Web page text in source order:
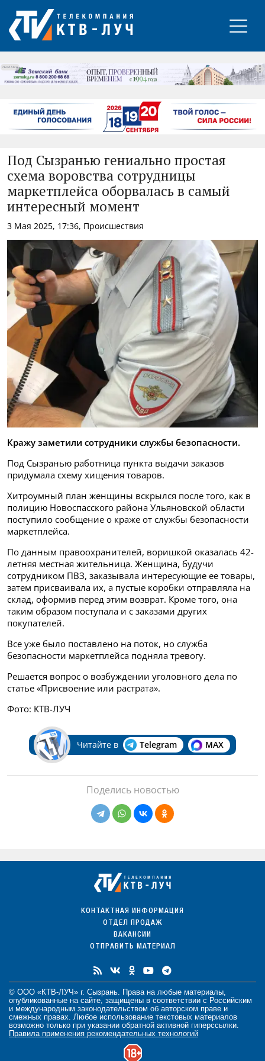
РЕКЛАМА
Под Сызранью гениально простая
схема воровства сотрудницы
маркетплейса оборвалась в самый
интересный момент
3 Мая 2025, 17:36, Происшествия
Кражу заметили сотрудники службы безопасности.
Под Сызранью работница пункта выдачи заказов
придумала схему хищения товаров.
Хитроумный план женщины вскрылся после того, как в
полицию Новоспасского района Ульяновской области
поступило сообщение о краже от службы безопасности
маркетплейса.
По данным правоохранителей, воришкой оказалась 42-
летняя местная жительница. Женщина, будучи
сотрудником ПВЗ, заказывала интересующие ее товары,
затем присваивала их, а пустые коробки отправляла на
склад, оформив перед этим возврат. Кроме того, она
таким образом поступала и с заказами других
покупателей.
Все уже было поставлено на поток, но служба
безопасности маркетплейса подняла тревогу.
Решается вопрос о возбуждении уголовного дела по
статье «Присвоение или растрата».
Фото: КТВ-ЛУЧ
Читайте в Telegram MAX
Поделись новостью
КОНТАКТНАЯ ИНФОРМАЦИЯ
ОТДЕЛ ПРОДАЖ
ВАКАНСИИ
ОТПРАВИТЬ МАТЕРИАЛ
© ООО «КТВ-ЛУЧ» г. Сызрань. Права на любые материалы,
опубликованные на сайте, защищены в соответствии с Российским
и международным законодательством об авторском праве и
смежных правах. Любое использование текстовых материалов
возможно только при указании обратной активной гиперссылки.
Правила применения рекомендательных технологий